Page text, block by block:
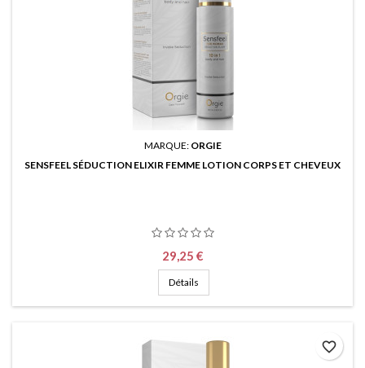
MARQUE: ORGIE
SENSFEEL SÉDUCTION ELIXIR FEMME LOTION CORPS ET CHEVEUX
Prix
29,25 €
Détails
favorite_border